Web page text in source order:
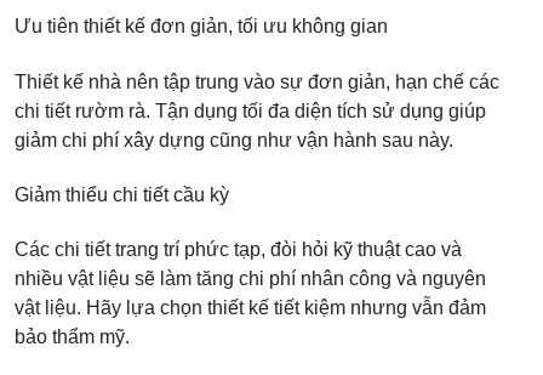
Ưu tiên thiết kế đơn giản, tối ưu không gian
Thiết kế nhà nên tập trung vào sự đơn giản, hạn chế các
chi tiết rườm rà. Tận dụng tối đa diện tích sử dụng giúp
giảm chi phí xây dựng cũng như vận hành sau này.
Giảm thiểu chi tiết cầu kỳ
Các chi tiết trang trí phức tạp, đòi hỏi kỹ thuật cao và
nhiều vật liệu sẽ làm tăng chi phí nhân công và nguyên
vật liệu. Hãy lựa chọn thiết kế tiết kiệm nhưng vẫn đảm
bảo thẩm mỹ.